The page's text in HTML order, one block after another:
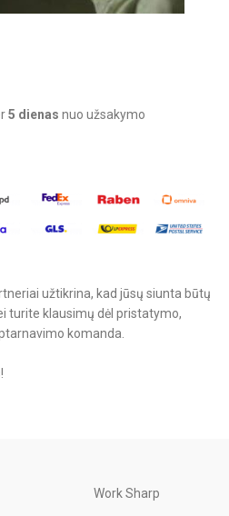
5 dienas nuo užsakymo
užtikrina, kad jūsų siunta būtų
turite klausimų dėl pristatymo,
komanda.
Work Sharp